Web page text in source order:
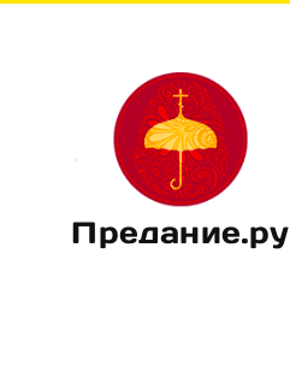
Предание.ру